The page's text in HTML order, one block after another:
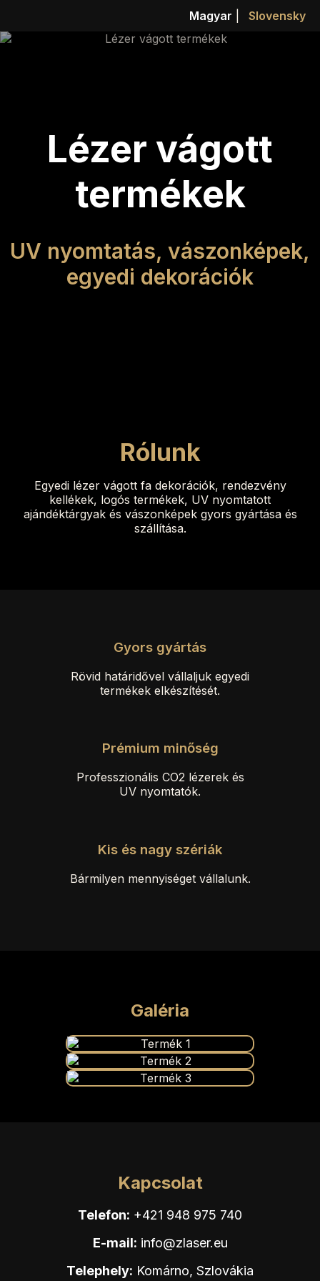
Magyar Slovensky
Lézer vágott
termékek
UV nyomtatás, vászonképek,
egyedi dekorációk
Rólunk
Egyedi lézer vágott fa dekorációk, rendezvény
kellékek, logós termékek, UV nyomtatott
ajándéktárgyak és vászonképek gyors gyártása és
szállítása.
Gyors gyártás
Rövid határidővel vállaljuk egyedi
termékek elkészítését.
Prémium minőség
Professzionális CO2 lézerek és
UV nyomtatók.
Kis és nagy szériák
Bármilyen mennyiséget vállalunk.
Galéria
Kapcsolat
Telefon: +421 948 975 740
E-mail: info@zlaser.eu
Telephely: Komárno, Szlovákia